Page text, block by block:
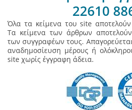
22610
Όλα τα κείμενα του site αποτελούν
Τα κείμενα των άρθρων αποτελούν
των συγγραφέων τους.
αναδημοσίευση μέρους ή
site χωρίς έγγραφη άδεια.